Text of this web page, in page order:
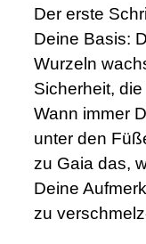
Der erste
Deine Basis:
Wurzeln
Sicherheit,
Wann immer
unter den
zu Gaia das,
Deine
zu